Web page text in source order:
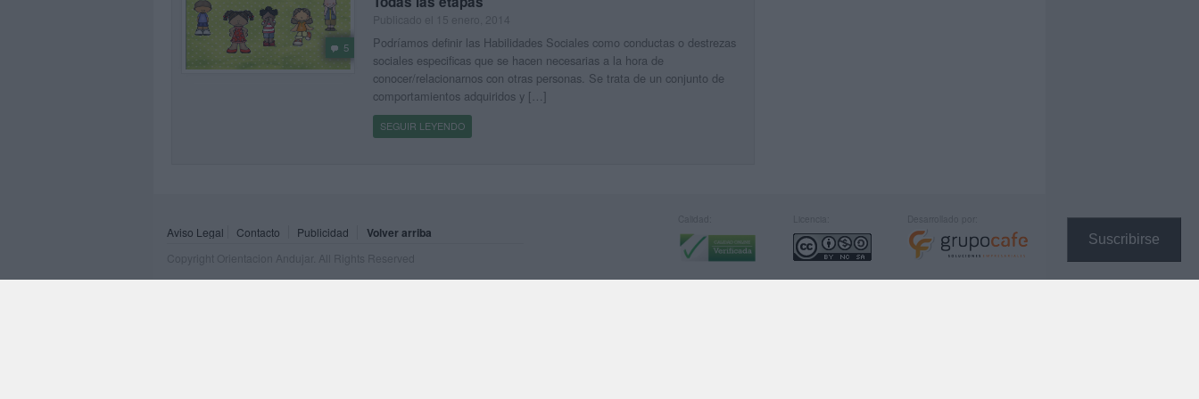
Suscribirse
5
Podríamos definir las Habilidades Sociales como conductas o destrezas
sociales especificas que se hacen necesarias a la hora de
conocer/relacionarnos con otras personas. Se trata de un conjunto de
comportamientos adquiridos y […]
SEGUIR LEYENDO
Aviso Legal Contacto Publicidad Volver arriba